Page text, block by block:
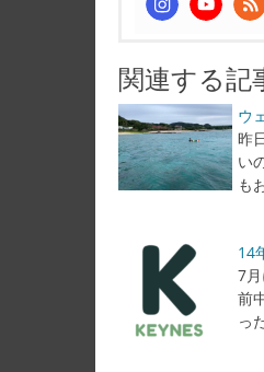
関連する記
ウ
昨
い
も
14
7
前
っ